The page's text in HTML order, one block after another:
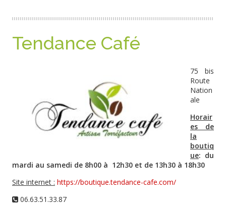
Tendance Café
75 bis
Route
Nation
ale
Horair
es de
la
boutiq
ue: du
mardi au samedi de 8h00 à 12h30 et de 13h30 à 18h30
Site internet : https://boutique.tendance-cafe.com/
06.63.51.33.87